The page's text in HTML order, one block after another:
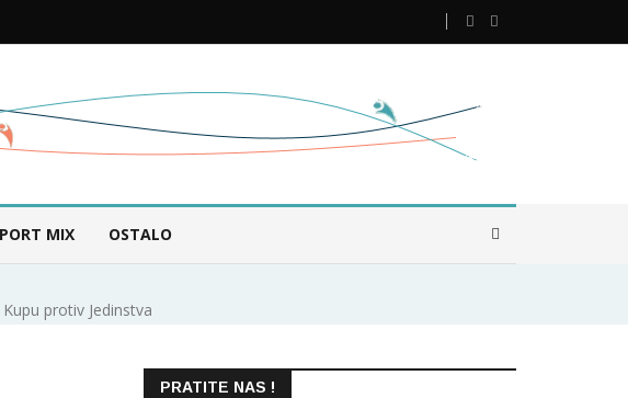
MIX OSTALO
protiv Jedinstva
PRATITE NAS !